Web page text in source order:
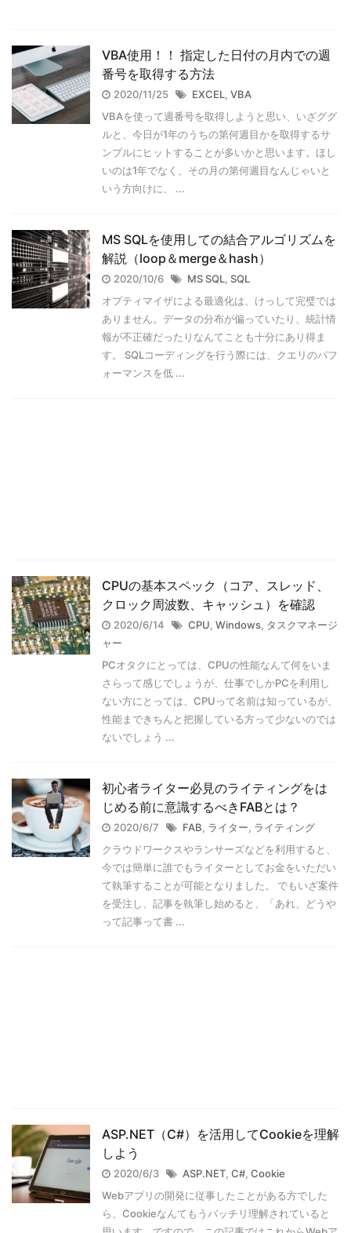
VBA使用！！ 指定した日付の月内での週
番号を取得する方法
2020/11/25 EXCEL VBA
VBAを使って週番号を取得しようと思い、いざググ
ルと、今日が1年のうちの第何週目かを取得するサ
ンプルにヒットすることが多いかと思います。ほし
いのは1年でなく、その月の第何週目なんじゃいと
いう方向けに、 ...
MS SQLを使用しての結合アルゴリズムを
解説（loop＆merge＆hash）
2020/10/6 MS SQL SQL
オプティマイザによる最適化は、けっして完璧では
ありません。データの分布が偏っていたり、統計情
報が不正確だったりなんてことも十分にあり得ま
す。 SQLコーディングを行う際には、クエリのパフ
ォーマンスを低 ...
CPUの基本スペック（コア、スレッド、
クロック周波数、キャッシュ）を確認
2020/6/14 CPU Windows タスクマネージ
ャー
PCオタクにとっては、CPUの性能なんて何をいま
さらって感じでしょうが、仕事でしかPCを利用し
ない方にとっては、CPUって名前は知っているが、
性能まできちんと把握している方って少ないのでは
ないでしょう ...
初心者ライター必見のライティングをは
じめる前に意識するべきFABとは？
2020/6/7 FAB ライター ライティング
クラウドワークスやランサーズなどを利用すると、
今では簡単に誰でもライターとしてお金をいただい
て執筆することが可能となりました。 でもいざ案件
を受注し、記事を執筆し始めると、「あれ、どうや
って記事って書 ...
ASP.NET（C#）を活用してCookieを理解
しよう
2020/6/3 ASP.NET C# Cookie
Webアプリの開発に従事したことがある方でした
ら、Cookieなんてもうバッチリ理解されていると